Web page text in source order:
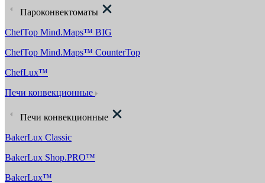
Пароконвектоматы
ChefTop Mind.Maps™ BIG
ChefTop Mind.Maps™ CounterTop
ChefLux™
Печи конвекционные
Печи конвекционные
BakerLux Classic
BakerLux Shop.PRO™
BakerLux™